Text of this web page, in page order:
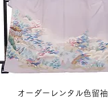
オーダーレンタル色留袖